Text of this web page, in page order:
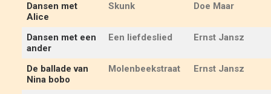
Dansen met
Alice
Skunk Doe Maar
Dansen met een
ander
Een liefdeslied Ernst Jansz
De ballade van
Nina bobo
Molenbeekstraat Ernst Jansz